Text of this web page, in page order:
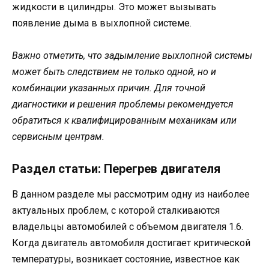
жидкости в цилиндры. Это может вызывать
появление дыма в выхлопной системе.
Важно отметить, что задымление выхлопной системы
может быть следствием не только одной, но и
комбинации указанных причин. Для точной
диагностики и решения проблемы рекомендуется
обратиться к квалифицированным механикам или
сервисным центрам.
Раздел статьи: Перегрев двигателя
В данном разделе мы рассмотрим одну из наиболее
актуальных проблем, с которой сталкиваются
владельцы автомобилей с объемом двигателя 1.6.
Когда двигатель автомобиля достигает критической
температуры, возникает состояние, известное как